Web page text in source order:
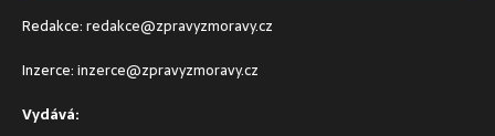
Redakce:redakce@zpravyzmoravy.cz
Inzerce:inzerce@zpravyzmoravy.cz
Vydává: